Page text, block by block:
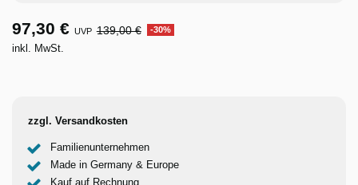
97,30 € UVP 139,00 € -30%
inkl. MwSt.
zzgl. Versandkosten
Familienunternehmen
Made in Germany & Europe
Kauf auf Rechnung